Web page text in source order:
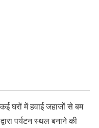
घरों में हवाई जहाजों से बम
पर्यटन स्थल बनाने की